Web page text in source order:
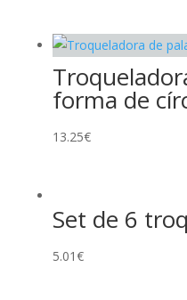
forma de
13.25€
Set de 6
5.01€